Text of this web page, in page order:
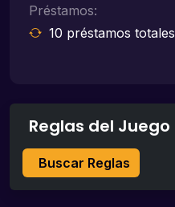
Préstamos:
10 préstamos totales
Reglas del Juego
Buscar Reglas